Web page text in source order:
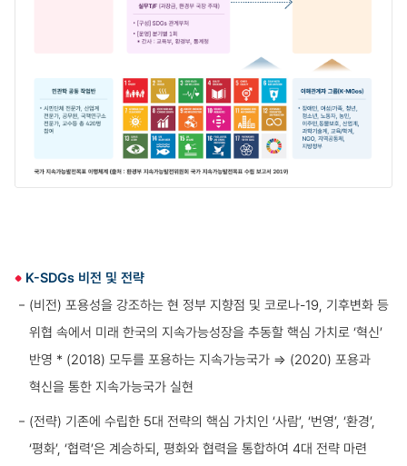
K-SDGs 비전 및 전략
(비전) 포용성을 강조하는 현 정부 지향점 및 코로나-19, 기후변화 등
위협 속에서 미래 한국의 지속가능성장을 추동할 핵심 가치로 ‘혁신’
반영 * (2018) 모두를 포용하는 지속가능국가 ⇒ (2020) 포용과
혁신을 통한 지속가능국가 실현
(전략) 기존에 수립한 5대 전략의 핵심 가치인 ‘사람’, ‘번영’, ‘환경’,
‘평화’, ‘협력’은 계승하되, 평화와 협력을 통합하여 4대 전략 마련